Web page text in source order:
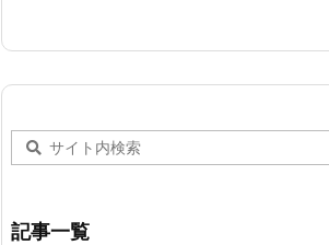
記事一覧